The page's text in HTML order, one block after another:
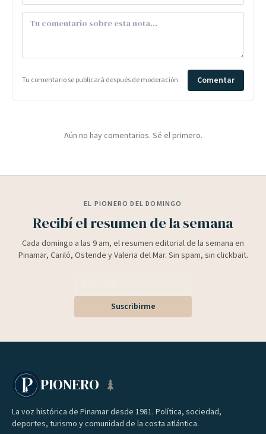
Tu comentario se publicará después de moderación. Comentar
Aún no hay comentarios. Sé el primero.
EL PIONERO DEL DOMINGO
Recibí el resumen de la semana
Cada domingo a las 9 am, el resumen editorial de la semana en
Pinamar, Cariló, Ostende y Valeria del Mar. Sin spam, sin clickbait.
Suscribirme
PIONERO
La voz histórica de Pinamar desde 1981. Política, sociedad,
deportes, turismo y comunidad de la costa atlántica.